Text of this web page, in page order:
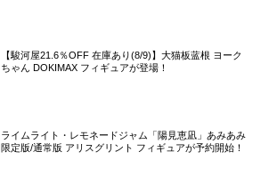
【駿河屋21.6％OFF 在庫あり(8/9)】大猫板蓝根 ヨーク
ちゃん DOKIMAX フィギュアが登場！
ライムライト・レモネードジャム「陽見恵凪」あみあみ
限定版/通常版 アリスグリント フィギュアが予約開始！